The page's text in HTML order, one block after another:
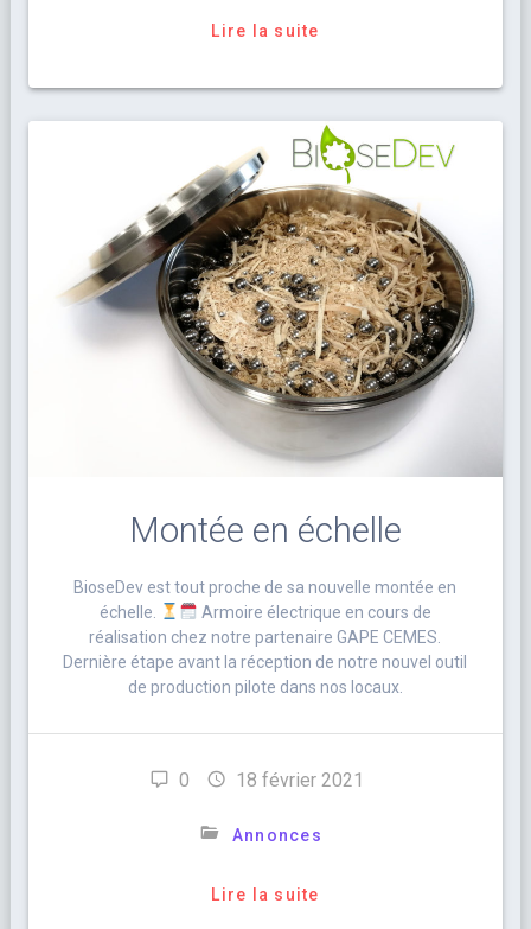
Lire la suite
Montée en échelle
BioseDev est tout proche de sa nouvelle montée en
échelle.
Armoire électrique en cours de
réalisation chez notre partenaire GAPE CEMES.
Dernière étape avant la réception de notre nouvel outil
de production pilote dans nos locaux.
0 18 février 2021
Annonces
Lire la suite